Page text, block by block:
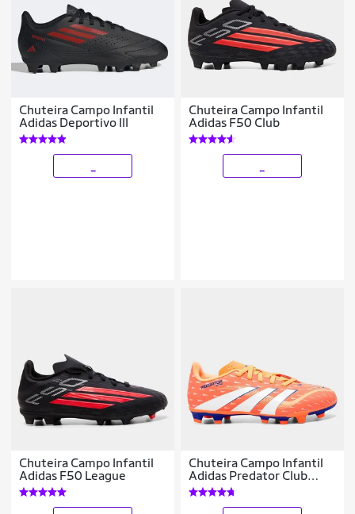
Chuteira Campo Infantil
Adidas Deportivo III
Chuteira Campo Infantil
Adidas F50 Club
Chuteira Campo Infantil
Adidas F50 League
Chuteira Campo Infantil
Adidas Predator Club
Unissex